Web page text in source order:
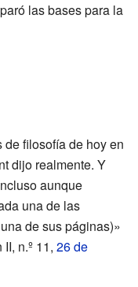
las bases para la
de filosofía de hoy en
dijo realmente. Y
aunque
una de las
de sus páginas)»
n.º 11, 26 de